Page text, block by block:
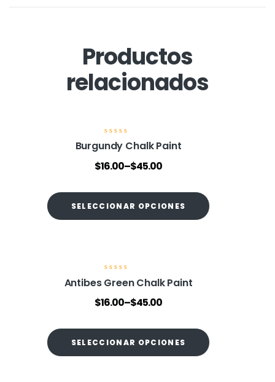
Productos
relacionados
a
o
d
o
e
n
Burgundy Chalk Paint
$16.00–$45.00
SELECCIONAR OPCIONES
V
a
o
d
o
e
n
Antibes Green Chalk Paint
$16.00–$45.00
SELECCIONAR OPCIONES